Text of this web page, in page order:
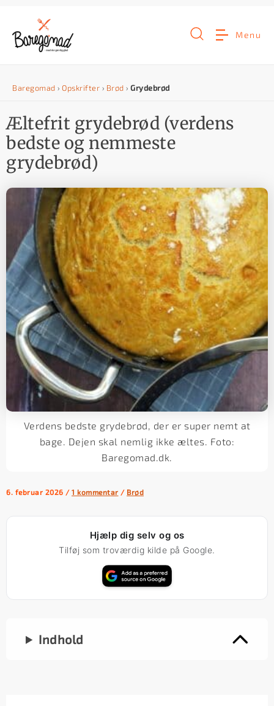
n
h
o
Menu
Baregomad › Opskrifter › Brød › Grydebrød
Æltefrit grydebrød (verdens
bedste og nemmeste
grydebrød)
Verdens bedste grydebrød, der er super nemt at
bage. Dejen skal nemlig ikke æltes. Foto:
Baregomad.dk.
6. februar 2026 / 1 kommentar / Brød
Hjælp dig selv og os
Tilføj som troværdig kilde på Google.
Indhold